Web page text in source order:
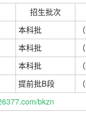
招生批次
本科批
本科批
本科批
提前批B段
bkzn